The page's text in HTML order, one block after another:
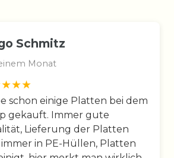
Schmitz
Monat
schon einige Platten bei dem
gekauft. Immer gute
Lieferung der Platten
in PE-Hüllen, Platten